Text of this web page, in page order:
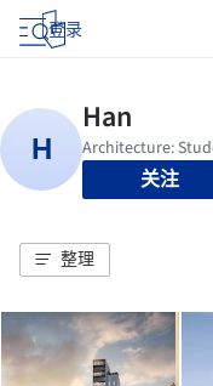
登录
关注
整理